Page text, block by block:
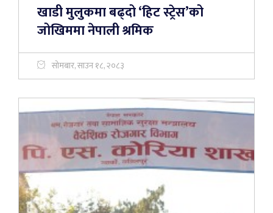
खाडी मुलुकमा बढ्दो ‘हिट स्ट्रेस’को
जोखिममा नेपाली श्रमिक
सोमबार, साउन १८, २०८३